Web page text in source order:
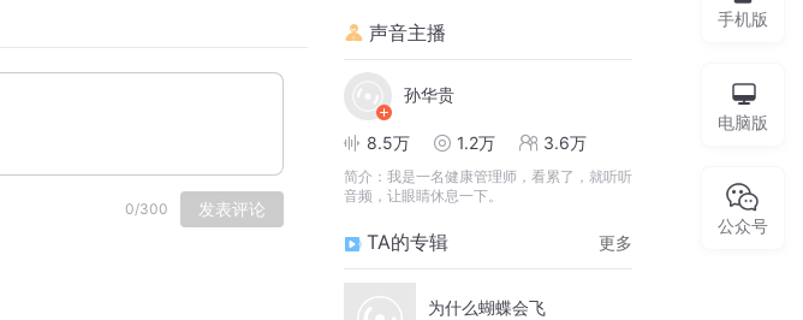
0/300 发表评论
声音主播
孙华贵
8.5万 1.2万 3.6万
简介： 我是一名健康管理师，看累了，就听听
音频，让眼睛休息一下。
TA的专辑 更多
为什么蝴蝶会飞
手机版
电脑版
公众号